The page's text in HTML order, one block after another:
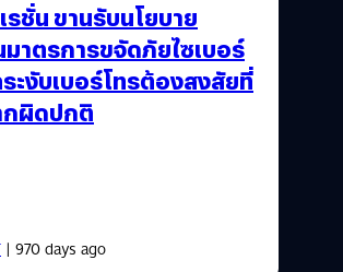
ชั่น ขานรับนโยบาย
าตรการขจัดภัยไซเบอร์
ะงับเบอร์โทรต้องสงสัยที่
กผิดปกติ
| 970 days ago